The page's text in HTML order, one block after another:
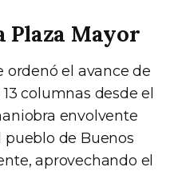
Plaza Mayor
ordenó el avance de
columnas desde el
envolvente
pueblo de Buenos
aprovechando el